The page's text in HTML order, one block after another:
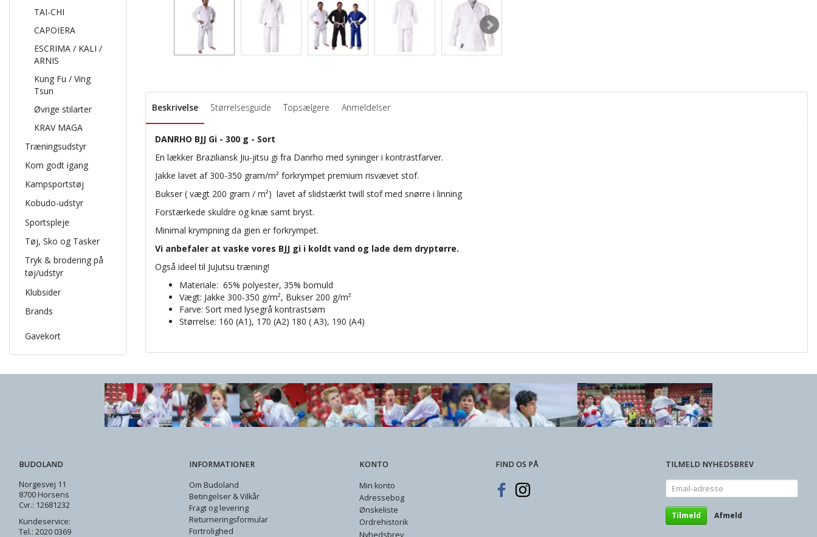
TAI-CHI
CAPOIERA
ESCRIMA / KALI /
ARNIS
Kung Fu / Ving
Tsun
Øvrige stilarter
KRAV MAGA
Træningsudstyr
Kom godt igang
Kampsportstøj
Kobudo-udstyr
Sportspleje
Tøj, Sko og Tasker
Tryk & brodering på
tøj/udstyr
Klubsider
Brands
Gavekort
Beskrivelse Størrelsesguide Topsælgere Anmeldelser
DANRHO BJJ Gi - 300 g - Sort
En lækker Braziliansk Jiu-jitsu gi fra Danrho med syninger i kontrastfarver.
Jakke lavet af 300-350 gram/m² forkrympet premium risvævet stof.
Bukser ( vægt 200 gram / m²) lavet af slidstærkt twill stof med snørre i linning
Forstærkede skuldre og knæ samt bryst.
Minimal krympning da gien er forkrympet.
Vi anbefaler at vaske vores BJJ gi i koldt vand og lade dem dryptørre.
Også ideel til JuJutsu træning!
Materiale: 65% polyester, 35% bomuld
Vægt: Jakke 300-350 g/m², Bukser 200 g/m²
Farve: Sort med lysegrå kontrastsøm
Størrelse: 160 (A1), 170 (A2) 180 ( A3), 190 (A4)
BUDOLAND
Norgesvej 11
8700 Horsens
Cvr.: 12681232
Kundeservice:
Tel.: 2020 0369
INFORMATIONER
Om Budoland
Betingelser & Vilkår
Fragt og levering
Returneringsformular
Fortrolighed
KONTO
Min konto
Adressebog
Ønskeliste
Ordrehistorik
Nyhedsbrev
FIND OS PÅ
TILMELD NYHEDSBREV
Email-
adresse
Tilmeld Afmeld